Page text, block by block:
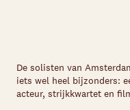
De solisten van
iets wel heel bijzonders:
acteur, strijkkwartet en